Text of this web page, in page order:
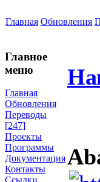
Главная Обновления
Главное
меню
Главная
Обновления
Переводы
[247]
Проекты
Программы
Документация
Контакты